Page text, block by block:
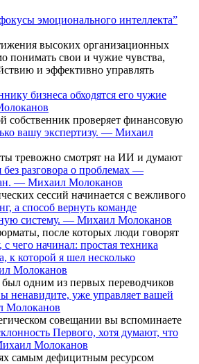
эмоционального интеллекта”
высоких организационных
понимать свои и чужие чувства,
и эффективно управлять
бизнеса обходятся его чужие
собственник проверяет финансовую
вашу экспертизу. — Михаил
тревожно смотрят на ИИ и думают
без разговора о проблемах —
— Михаил Молоканов
сессий начинается с вежливого
а способ вернуть команде
систему. — Михаил Молоканов
после которых люди говорят
чего начинал: простая техника
к которой я шел несколько
Молоканов
одним из первых переводчиков
ненавидите, уже управляет вашей
Молоканов
совещании вы вспоминаете
Первого, хотя думают, что
Молоканов
самым дефицитным ресурсом